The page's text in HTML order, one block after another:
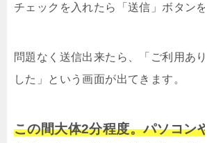
チェックを入れたら「送信」ボタン
問題なく送信出来たら、「ご利用あ
した」という画面が出てきます。
この間大体2分程度。パソコン